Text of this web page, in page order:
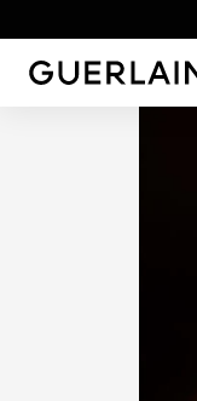
嬌蘭 - （